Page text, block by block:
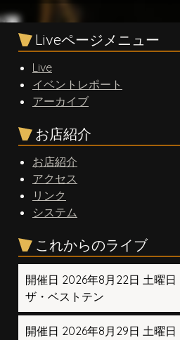
Liveページメニュー
Live
イベントレポート
アーカイブ
お店紹介
お店紹介
アクセス
リンク
システム
これからのライブ
開催日 2026年8月22日 土曜日
ザ・ベストテン
開催日 2026年8月29日 土曜日